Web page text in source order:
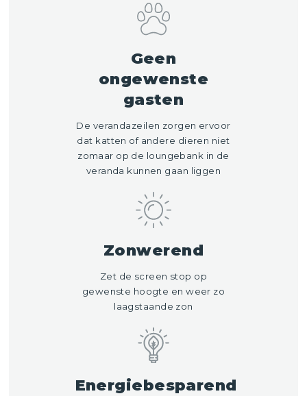
Geen
ongewenste
gasten
De verandazeilen zorgen ervoor
dat katten of andere dieren niet
zomaar op de loungebank in de
veranda kunnen gaan liggen
Zonwerend
Zet de screen stop op
gewenste hoogte en weer zo
laagstaande zon
Energiebesparend